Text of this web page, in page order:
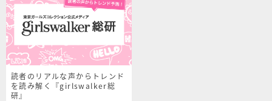
読者のリアルな声からトレンド
を読み解く『girlswalker総
研』